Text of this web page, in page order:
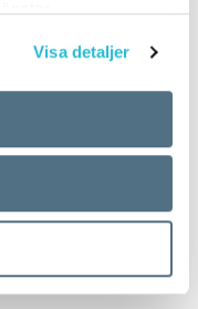
Visa detaljer